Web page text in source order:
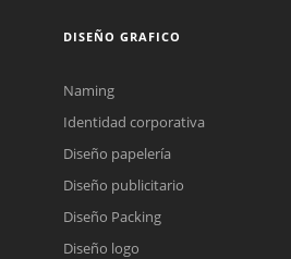
DISEÑO GRAFICO
Naming
Identidad corporativa
Diseño papelería
Diseño publicitario
Diseño Packing
Diseño logo